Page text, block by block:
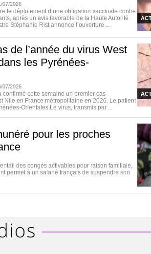
07/2026
le déploiement d’une obligation vaccinale contre
après un avis favorable de la Haute Autorité
Stéphanie Rist annonce l’ouverture ...
de l’année du virus West
les Pyrénées-
07/2026
confirmé cette semaine un premier cas
Nile en France métropolitaine en 2026. Le patient
Orientales.Le virus, transmis par ...
pour les proches
des congés activables pour raison familiale,
permet à un salarié français de suspendre son